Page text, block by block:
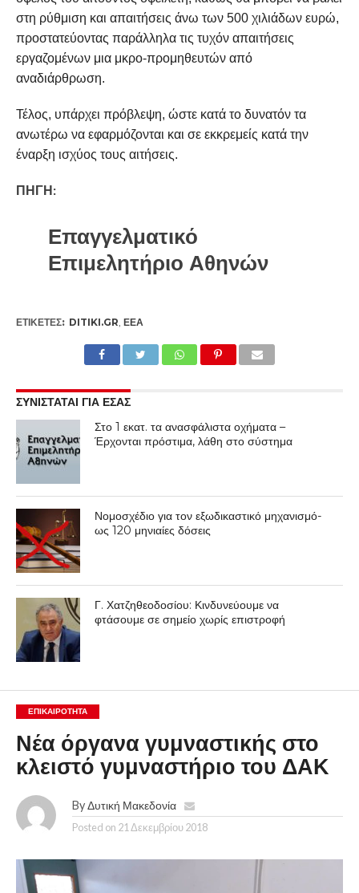
στη ρύθμιση και απαιτήσεις άνω των 500 χιλιάδων ευρώ,
προστατεύοντας παράλληλα τις τυχόν απαιτήσεις
εργαζομένων μια μκρο-προμηθευτών από
αναδιάρθρωση.
Τέλος, υπάρχει πρόβλεψη, ώστε κατά το δυνατόν τα
ανωτέρω να εφαρμόζονται και σε εκκρεμείς κατά την
έναρξη ισχύος τους αιτήσεις.
ΠΗΓΗ:
Επαγγελματικό
Επιμελητήριο Αθηνών
ΕΤΙΚΕΤΕΣ: DITIKI.GR ΕΕΑ
ΣΥΝΙΣΤΑΤΑΙ ΓΙΑ ΕΣΑΣ
Στο 1 εκατ. τα ανασφάλιστα οχήματα –
Έρχονται πρόστιμα, λάθη στο σύστημα
Νομοσχέδιο για τον εξωδικαστικό μηχανισμό-
ως 120 μηνιαίες δόσεις
Γ. Χατζηθεοδοσίου: Κινδυνεύουμε να
φτάσουμε σε σημείο χωρίς επιστροφή
ΕΠΙΚΑΙΡΟΤΗΤΑ
Νέα όργανα γυμναστικής στο
κλειστό γυμναστήριο του ΔΑΚ
By Δυτική Μακεδονία
Posted on 21 Δεκεμβρίου 2018